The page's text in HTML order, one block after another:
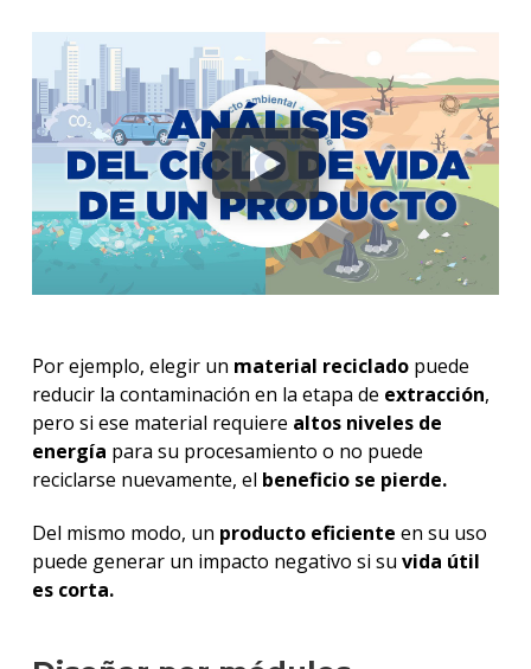
Por ejemplo, elegir un material recicladopuede
reducir la contaminación en la etapa de extracción,
pero si ese material requiere altos niveles de
energía para su procesamiento o no puede
reciclarse nuevamente, el beneficio se pierde.
Del mismo modo, un producto eficiente en su uso
puede generar un impacto negativo si su vida útil
es corta.